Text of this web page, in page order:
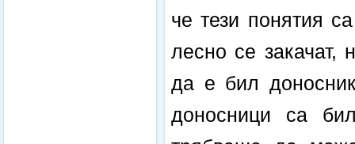
че тези понятия
лесно се закачат,
да е бил
доносници са